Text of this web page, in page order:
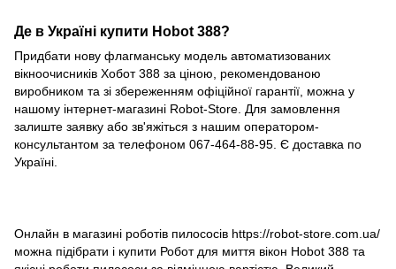
Де в Україні купити Hobot 388?
Придбати нову флагманську модель автоматизованих
вікноочисників Хобот 388 за ціною, рекомендованою
виробником та зі збереженням офіційної гарантії, можна у
нашому інтернет-магазині Robot-Store. Для замовлення
залиште заявку або зв'яжіться з нашим оператором-
консультантом за телефоном 067-464-88-95. Є доставка по
Україні.
Онлайн в магазині роботів пилососів https://robot-store.com.ua/
можна підібрати і купити Робот для миття вікон Hobot 388 та